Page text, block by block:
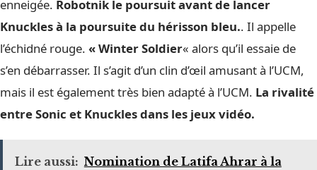
enneigée. Robotnik le poursuit avant de lancer
Knuckles à la poursuite du hérisson bleu.. Il appelle
l’échidné rouge. « Winter Soldier« alors qu’il essaie de
s’en débarrasser. Il s’agit d’un clin d’œil amusant à l’UCM,
mais il est également très bien adapté à l’UCM. La rivalité
entre Sonic et Knuckles dans les jeux vidéo.
Lire aussi: Nomination de Latifa Ahrar à la